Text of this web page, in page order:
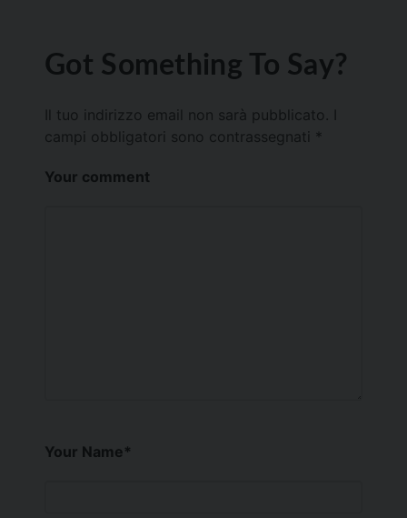
Got Something To Say?
Il tuo indirizzo email non sarà pubblicato.
campi obbligatori sono contrassegnati *
Your comment
Your Name*